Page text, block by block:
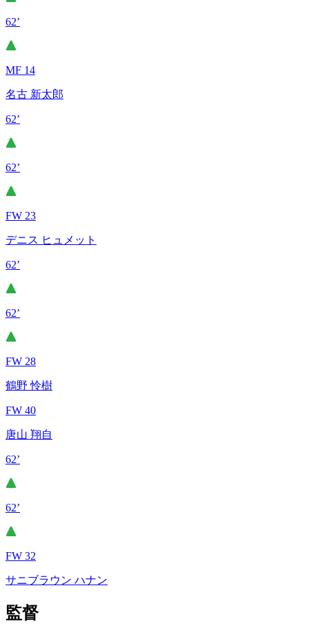
62’
MF 14
名古 新太郎
62’
62’
FW 23
デニス ヒュメット
62’
62’
FW 28
鶴野 怜樹
FW 40
唐山 翔自
62’
62’
FW 32
サニブラウン ハナン
監督